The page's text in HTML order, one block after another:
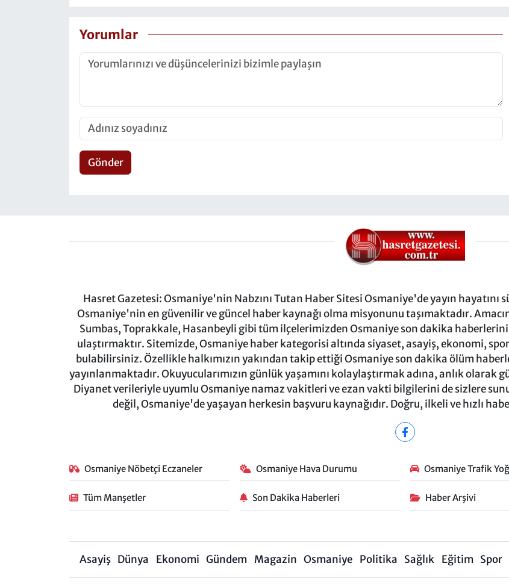
Yorumlar
Gönder
Hasret Gazetesi: Osmaniye'nin Nabzını Tutan Haber Sitesi Osmaniye'de yayın
Osmaniye'nin en güvenilir ve güncel haber kaynağı olma misyonunu taşımaktadır.
Sumbas, Toprakkale, Hasanbeyli gibi tüm ilçelerimizden Osmaniye son dakika haberlerini
ulaştırmaktır. Sitemizde, Osmaniye haber kategorisi altında siyaset, asayiş, ekonomi,
bulabilirsiniz. Özellikle halkımızın yakından takip ettiği Osmaniye son dakika ölüm
yayınlanmaktadır. Okuyucularımızın günlük yaşamını kolaylaştırmak adına, anlık
Diyanet verileriyle uyumlu Osmaniye namaz vakitleri ve ezan vakti bilgilerini de sizlere
değil, Osmaniye'de yaşayan herkesin başvuru kaynağıdır. Doğru, ilkeli ve hızlı
Osmaniye Nöbetçi Eczaneler Osmaniye Hava Durumu Osmaniye Trafik
Tüm Manşetler Son Dakika Haberleri Haber Arşivi
Asayiş Dünya Ekonomi Gündem Magazin Osmaniye Politika Sağlık Eğitim Spor